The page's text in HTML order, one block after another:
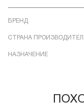
БРЕНД
СТРАНА
НАЗНАЧЕНИЕ